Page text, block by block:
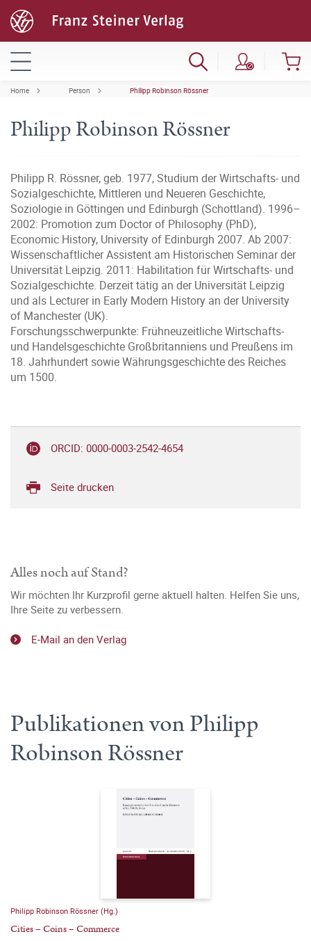
Home Person Philipp Robinson Rössner
Philipp Robinson Rössner
Philipp R. Rössner, geb. 1977, Studium der Wirtschafts- und
Sozialgeschichte, Mittleren und Neueren Geschichte,
Soziologie in Göttingen und Edinburgh (Schottland). 1996–
2002: Promotion zum Doctor of Philosophy (PhD),
Economic History, University of Edinburgh 2007. Ab 2007:
Wissenschaftlicher Assistent am Historischen Seminar der
Universität Leipzig. 2011: Habilitation für Wirtschafts- und
Sozialgeschichte. Derzeit tätig an der Universität Leipzig
und als Lecturer in Early Modern History an der University
of Manchester (UK).
Forschungsschwerpunkte: Frühneuzeitliche Wirtschafts-
und Handelsgeschichte Großbritanniens und Preußens im
18. Jahrhundert sowie Währungsgeschichte des Reiches
um 1500.
ORCID: 0000-0003-2542-4654
Seite drucken
Alles noch auf Stand?
Wir möchten Ihr Kurzprofil gerne aktuell halten. Helfen Sie uns,
Ihre Seite zu verbessern.
E-Mail an den Verlag
Publikationen von Philipp
Robinson Rössner
Philipp Robinson Rössner (Hg.)
Cities – Coins – Commerce